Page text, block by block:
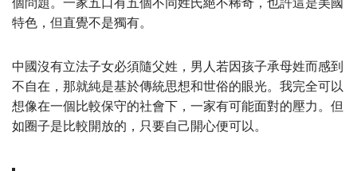
個問題。一家五口有五個不同姓氏絕不稀奇，也許這是美國
特色，但直覺不是獨有。
中國沒有立法子女必須隨父姓，男人若因孩子承母姓而感到
不自在，那就純是基於傳統思想和世俗的眼光。我完全可以
想像在一個比較保守的社會下，一家有可能面對的壓力。但
如圈子是比較開放的，只要自己開心便可以。